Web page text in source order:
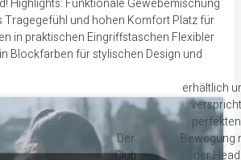
Highlights: Funktionale Gewebemischung
und hohen Komfort Platz für
in praktischen Eingriffstaschen Flexibler
Blockfarben für stylischen Design und
Der
Club
erhältlich
verspricht
perfekten
Bewegung
der Head